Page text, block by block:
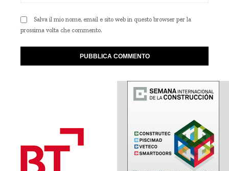
Salva il mio nome, email e sito web in questo browser per la
prossima volta che commento.